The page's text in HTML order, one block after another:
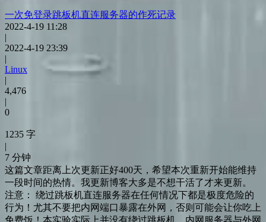
一次免登录跳板机直连服务器的作死记录
2022-4-19 11:28
|
2022-4-19 23:39
|
Linux
|
4,476
|
0
1235 字
|
7 分钟
这篇文章距离上次更新正好400天，希望本次重新开始能维持
一段时间的热情。我更新博客大多是不想干活了才来更新。
注意： 绕过跳板机直连服务器在任何情况下都是极度危险的
行为！尤其不要把内网端口暴露在外网，否则可能会让你吃上
免费饭！本实验实际上并没有绕过跳板机，内网服务器与外网